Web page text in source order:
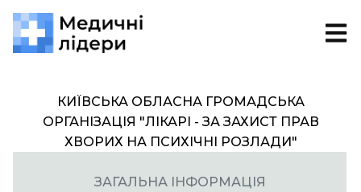
КИЇВСЬКА ОБЛАСНА ГРОМАДСЬКА
ОРГАНІЗАЦІЯ "ЛІКАРІ - ЗА ЗАХИСТ ПРАВ
ХВОРИХ НА ПСИХІЧНІ РОЗЛАДИ"
ЗАГАЛЬНА ІНФОРМАЦІЯ